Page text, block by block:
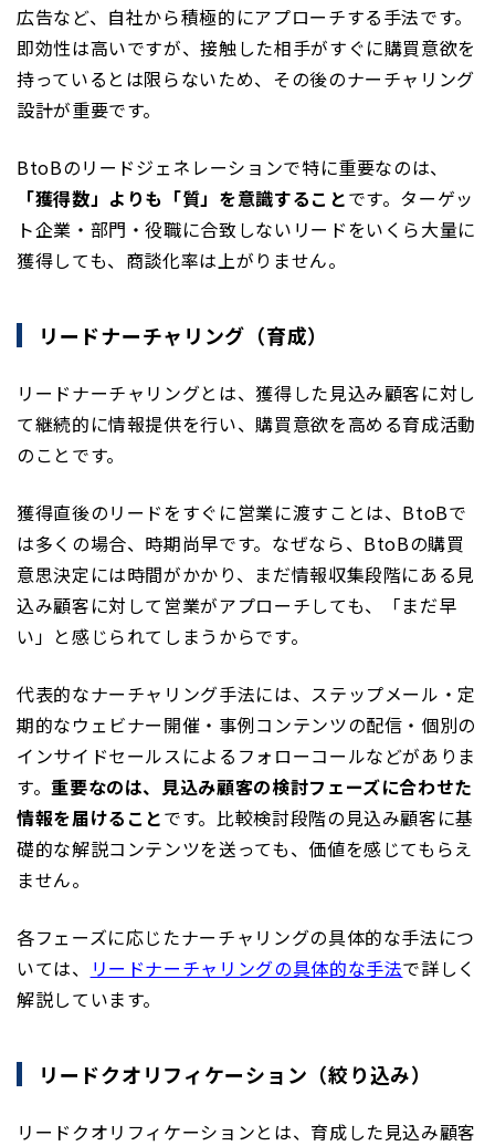
広告など、自社から積極的にアプローチする手法です。
即効性は高いですが、接触した相手がすぐに購買意欲を
持っているとは限らないため、その後のナーチャリング
設計が重要です。
BtoBのリードジェネレーションで特に重要なのは、
「獲得数」よりも「質」を意識することです。ターゲッ
ト企業・部門・役職に合致しないリードをいくら大量に
獲得しても、商談化率は上がりません。
リードナーチャリング（育成）
リードナーチャリングとは、獲得した見込み顧客に対し
て継続的に情報提供を行い、購買意欲を高める育成活動
のことです。
獲得直後のリードをすぐに営業に渡すことは、BtoBで
は多くの場合、時期尚早です。なぜなら、BtoBの購買
意思決定には時間がかかり、まだ情報収集段階にある見
込み顧客に対して営業がアプローチしても、「まだ早
い」と感じられてしまうからです。
代表的なナーチャリング手法には、ステップメール・定
期的なウェビナー開催・事例コンテンツの配信・個別の
インサイドセールスによるフォローコールなどがありま
す。重要なのは、見込み顧客の検討フェーズに合わせた
情報を届けることです。比較検討段階の見込み顧客に基
礎的な解説コンテンツを送っても、価値を感じてもらえ
ません。
各フェーズに応じたナーチャリングの具体的な手法につ
いては、
リードナーチャリングの具体的な手法で詳しく
解説しています。
リードクオリフィケーション（絞り込み）
リードクオリフィケーションとは、育成した見込み顧客